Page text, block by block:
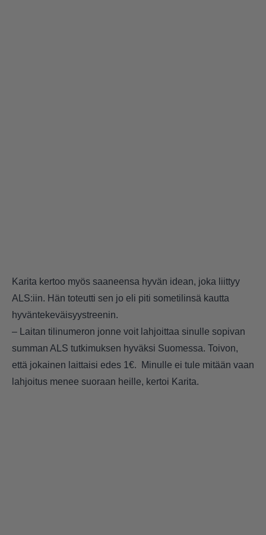
Karita kertoo myös saaneensa hyvän idean, joka liittyy
ALS:iin. Hän toteutti sen jo eli piti sometilinsä kautta
hyväntekeväisyystreenin.
– Laitan tilinumeron jonne voit lahjoittaa sinulle sopivan
summan ALS tutkimuksen hyväksi Suomessa. Toivon,
että jokainen laittaisi edes 1€. Minulle ei tule mitään vaan
lahjoitus menee suoraan heille, kertoi Karita.